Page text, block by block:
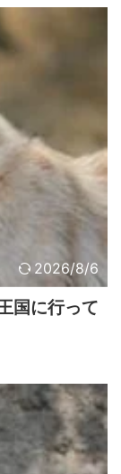
2026/8/6
国に行って